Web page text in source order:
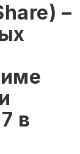
–
в